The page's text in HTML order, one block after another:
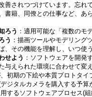
善されつづけています。忘れ
書籍、同僚との仕事など、あ
ろう ：適用可能な「複数のモ
う ：描画ツールやモデリング
、その機能を理解し、いつ使
せよう ：ソフトウェアを開発
与えられた環境に合わせて変
初期の下絵や本質プロトタ
ジタルカメラを購入する予
するソフトウェアプロセス(